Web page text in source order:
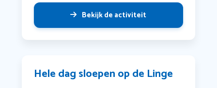
Bekijk de activiteit
Hele dag sloepen op de Linge